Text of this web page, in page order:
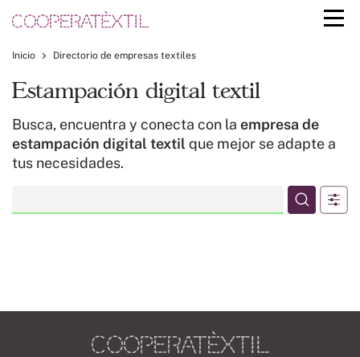
Inicio Directorio de empresas textiles
Estampación digital textil
Busca, encuentra y conecta con la empresa de
estampación digital textil que mejor se adapte a
tus necesidades.